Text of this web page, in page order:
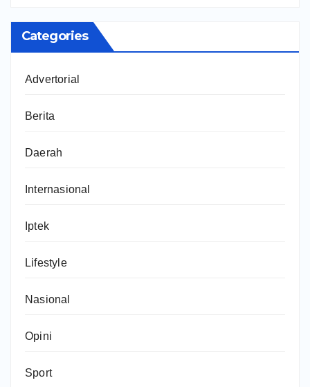
Categories
Advertorial
Berita
Daerah
Internasional
Iptek
Lifestyle
Nasional
Opini
Sport